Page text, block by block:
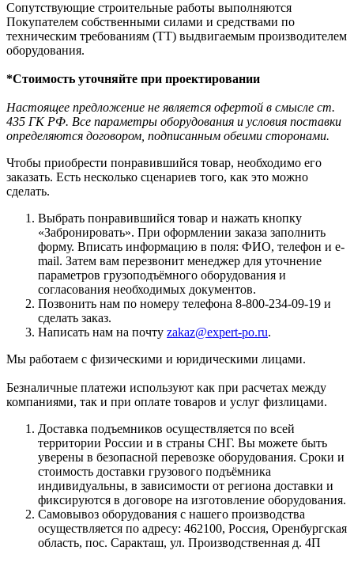
Сопутствующие строительные работы выполняются
Покупателем собственными силами и средствами по
техническим требованиям (ТТ) выдвигаемым производителем
оборудования.
*Стоимость уточняйте при проектировании
Настоящее предложение не является офертой в смысле ст.
435 ГК РФ. Все параметры оборудования и условия поставки
определяются договором, подписанным обеими сторонами.
Чтобы приобрести понравившийся товар, необходимо его
заказать. Есть несколько сценариев того, как это можно
сделать.
Выбрать понравившийся товар и нажать кнопку
«Забронировать». При оформлении заказа заполнить
форму. Вписать информацию в поля: ФИО, телефон и e-
mail. Затем вам перезвонит менеджер для уточнение
параметров грузоподъёмного оборудования и
согласования необходимых документов.
Позвонить нам по номеру телефона 8-800-234-09-19 и
сделать заказ.
Написать нам на почту zakaz@expert-po.ru.
Мы работаем с физическими и юридическими лицами.
Безналичные платежи используют как при расчетах между
компаниями, так и при оплате товаров и услуг физлицами.
Доставка подъемников осуществляется по всей
территории России и в страны СНГ. Вы можете быть
уверены в безопасной перевозке оборудования. Сроки и
стоимость доставки грузового подъёмника
индивидуальны, в зависимости от региона доставки и
фиксируются в договоре на изготовление оборудования.
Самовывоз оборудования с нашего производства
осуществляется по адресу: 462100, Россия, Оренбургская
область, пос. Саракташ, ул. Производственная д. 4П